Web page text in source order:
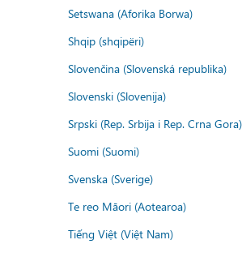
Setswana (Aforika Borwa)
Shqip (shqipëri)
Slovenčina (Slovenská republika)
Slovenski (Slovenija)
Srpski (Rep. Srbija i Rep. Crna Gora)
Suomi (Suomi)
Svenska (Sverige)
Te reo Māori (Aotearoa)
Tiếng Việt (Việt Nam)